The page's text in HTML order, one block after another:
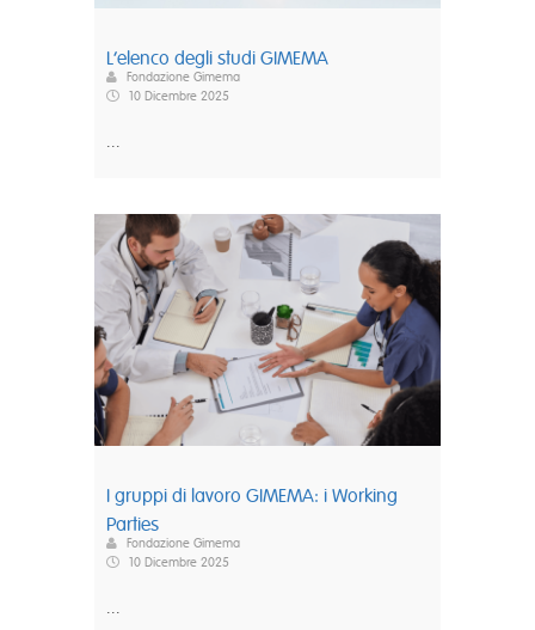
L’elenco degli studi GIMEMA
Fondazione Gimema
10 Dicembre 2025
...
I gruppi di lavoro GIMEMA: i Working
Parties
Fondazione Gimema
10 Dicembre 2025
...